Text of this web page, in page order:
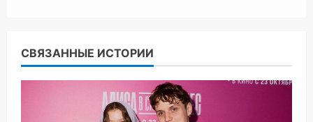
СВЯЗАННЫЕ ИСТОРИИ